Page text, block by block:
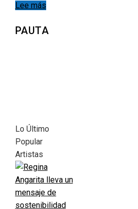
Lee más
PAUTA
Lo Último
Popular
Artistas